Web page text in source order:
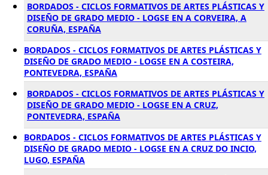
BORDADOS - CICLOS FORMATIVOS DE ARTES PLÁSTICAS Y
DISEÑO DE GRADO MEDIO - LOGSE EN A CORVEIRA, A
CORUÑA, ESPAÑA
BORDADOS - CICLOS FORMATIVOS DE ARTES PLÁSTICAS Y
DISEÑO DE GRADO MEDIO - LOGSE EN A COSTEIRA,
PONTEVEDRA, ESPAÑA
BORDADOS - CICLOS FORMATIVOS DE ARTES PLÁSTICAS Y
DISEÑO DE GRADO MEDIO - LOGSE EN A CRUZ,
PONTEVEDRA, ESPAÑA
BORDADOS - CICLOS FORMATIVOS DE ARTES PLÁSTICAS Y
DISEÑO DE GRADO MEDIO - LOGSE EN A CRUZ DO INCIO,
LUGO, ESPAÑA